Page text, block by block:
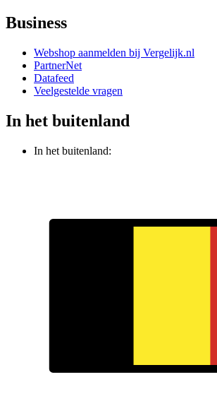
Business
Webshop aanmelden bij Vergelijk.nl
PartnerNet
Datafeed
Veelgestelde vragen
In het buitenland
In het buitenland: